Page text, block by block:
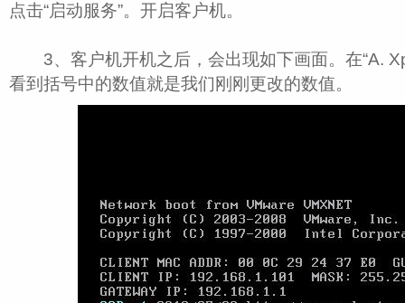
点击“启动服务”。开启客户机。
3、客户机开机之后，会出现如下画面。在“A.
看到括号中的数值就是我们刚刚更改的数值。